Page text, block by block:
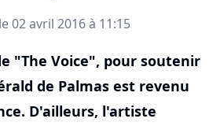
02 avril 2016 à 11:15
"The Voice", pour soutenir
de Palmas est revenu
D'ailleurs, l'artiste